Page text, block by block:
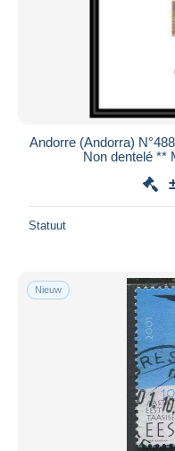
Andorre (Andorra)
Non dentelé **
Statuut
Nieuw